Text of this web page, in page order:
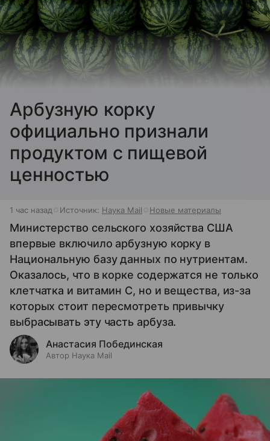
Арбузную корку
официально признали
продуктом с пищевой
ценностью
1 час назад Источник: Наука Mail Новые материалы
Министерство сельского хозяйства США
впервые включило арбузную корку в
Национальную базу данных по нутриентам.
Оказалось, что в корке содержатся не только
клетчатка и витамин С, но и вещества, из-за
которых стоит пересмотреть привычку
выбрасывать эту часть арбуза.
Анастасия Побединская
Автор Наука Mail